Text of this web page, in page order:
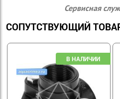
Сервисная
СОПУТСТВУЮЩИЙ